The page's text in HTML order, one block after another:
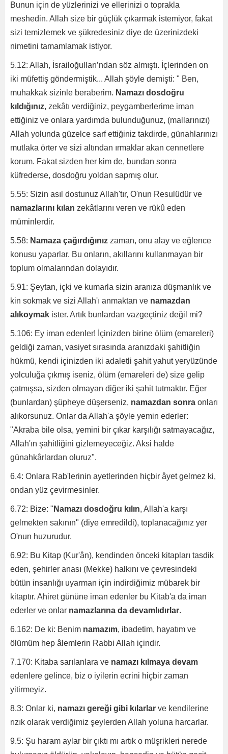
Bunun için de yüzlerinizi ve ellerinizi o toprakla
meshedin. Allah size bir güçlük çıkarmak istemiyor, fakat
sizi temizlemek ve şükredesiniz diye de üzerinizdeki
nimetini tamamlamak istiyor.
5.12: Allah, İsrailoğulları’ndan söz almıştı. İçlerinden on
iki müfettiş göndermiştik... Allah şöyle demişti: " Ben,
muhakkak sizinle beraberim. Namazı dosdoğru
kıldığınız, zekâtı verdiğiniz, peygamberlerime iman
ettiğiniz ve onlara yardımda bulunduğunuz, (mallarınızı)
Allah yolunda güzelce sarf ettiğiniz takdirde, günahlarınızı
mutlaka örter ve sizi altından ırmaklar akan cennetlere
korum. Fakat sizden her kim de, bundan sonra
küfrederse, dosdoğru yoldan sapmış olur.
5.55: Sizin asıl dostunuz Allah'tır, O'nun Resulüdür ve
namazlarını kılan zekâtlarını veren ve rükû eden
müminlerdir.
5.58: Namaza çağırdığınız zaman, onu alay ve eğlence
konusu yaparlar. Bu onların, akıllarını kullanmayan bir
toplum olmalarından dolayıdır.
5.91: Şeytan, içki ve kumarla sizin aranıza düşmanlık ve
kin sokmak ve sizi Allah'ı anmaktan ve namazdan
alıkoymak ister. Artık bunlardan vazgeçtiniz değil mi?
5.106: Ey iman edenler! İçinizden birine ölüm (emareleri)
geldiği zaman, vasiyet sırasında aranızdaki şahitliğin
hükmü, kendi içinizden iki adaletli şahit yahut yeryüzünde
yolculuğa çıkmış iseniz, ölüm (emareleri de) size gelip
çatmışsa, sizden olmayan diğer iki şahit tutmaktır. Eğer
(bunlardan) şüpheye düşerseniz, namazdan sonra onları
alıkorsunuz. Onlar da Allah'a şöyle yemin ederler:
"Akraba bile olsa, yemini bir çıkar karşılığı satmayacağız,
Allah'ın şahitliğini gizlemeyeceğiz. Aksi halde
günahkârlardan oluruz".
6.4: Onlara Rab'lerinin ayetlerinden hiçbir âyet gelmez ki,
ondan yüz çevirmesinler.
6.72: Bize: " Namazı dosdoğru kılın, Allah'a karşı
gelmekten sakının" (diye emredildi), toplanacağınız yer
O'nun huzurudur.
6.92: Bu Kitap (Kur'ân), kendinden önceki kitapları tasdik
eden, şehirler anası (Mekke) halkını ve çevresindeki
bütün insanlığı uyarman için indirdiğimiz mübarek bir
kitaptır. Ahiret gününe iman edenler bu Kitab'a da iman
ederler ve onlar namazlarına da devamlıdırlar.
6.162: De ki: Benim namazım, ibadetim, hayatım ve
ölümüm hep âlemlerin Rabbi Allah içindir.
7.170: Kitaba sarılanlara ve namazı kılmaya devam
edenlere gelince, biz o iyilerin ecrini hiçbir zaman
yitirmeyiz.
8.3: Onlar ki, namazı gereği gibi kılarlar ve kendilerine
rızık olarak verdiğimiz şeylerden Allah yoluna harcarlar.
9.5: Şu haram aylar bir çıktı mı artık o müşrikleri nerede